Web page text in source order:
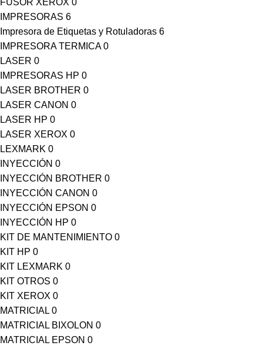
FUSOR XEROX 0
IMPRESORAS 6
Impresora de Etiquetas y Rotuladoras 6
IMPRESORA TERMICA 0
LASER 0
IMPRESORAS HP 0
LASER BROTHER 0
LASER CANON 0
LASER HP 0
LASER XEROX 0
LEXMARK 0
INYECCIÓN 0
INYECCIÓN BROTHER 0
INYECCIÓN CANON 0
INYECCIÓN EPSON 0
INYECCIÓN HP 0
KIT DE MANTENIMIENTO 0
KIT HP 0
KIT LEXMARK 0
KIT OTROS 0
KIT XEROX 0
MATRICIAL 0
MATRICIAL BIXOLON 0
MATRICIAL EPSON 0